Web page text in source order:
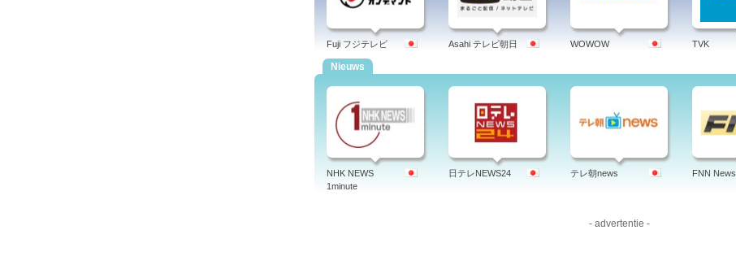
Fuji フジテレビ Asahi テレビ朝日 WOWOW TVK
Nieuws
NHK NEWS
1minute
日テレNEWS24 テレ朝news FNN News
- advertentie -